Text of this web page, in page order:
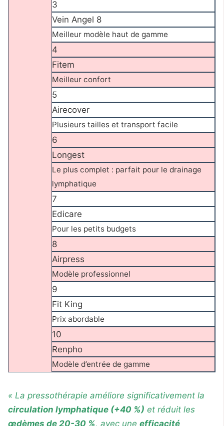
3
Vein Angel 8
Meilleur modèle haut de gamme
4
Fitem
Meilleur confort
5
Airecover
Plusieurs tailles et transport facile
6
Longest
Le plus complet : parfait pour le drainage
lymphatique
7
Edicare
Pour les petits budgets
8
Airpress
Modèle professionnel
9
Fit King
Prix abordable
10
Renpho
Modèle d’entrée de gamme
« La pressothérapie améliore significativement la
circulation lymphatique (+40 %) et réduit les
œdèmes de 20-30 %, avec une efficacité